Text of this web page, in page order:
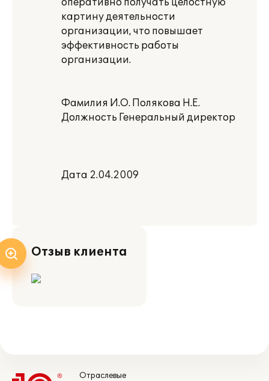
оперативно получать целостную
картину деятельности
организации, что повышает
эффективность работы
организации.
Фамилия И.О. Полякова Н.Е.
Должность Генеральный директор
Дата 2.04.2009
Отзыв клиента
Отраслевые